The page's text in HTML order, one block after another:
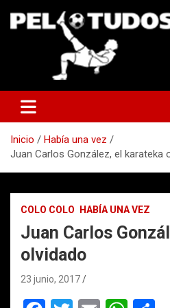
Inicio
Había una vez
Juan Carlos González, el karateka
COLO COLO HABÍA UNA VEZ
Juan Carlos
olvidado
23 junio, 2017